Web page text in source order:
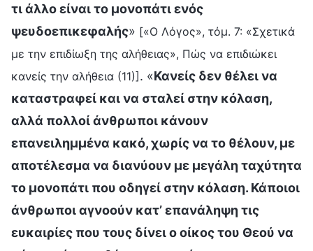
τι άλλο είναι το μονοπάτι ενός
ψευδοεπικεφαλής» [«Ο Λόγος», τόμ. 7: «Σχετικά
με την επιδίωξη της αλήθειας», Πώς να επιδιώκει
κανείς την αλήθεια (11)]. «Κανείς δεν θέλει να
καταστραφεί και να σταλεί στην κόλαση,
αλλά πολλοί άνθρωποι κάνουν
επανειλημμένα κακό, χωρίς να το θέλουν, με
αποτέλεσμα να διανύουν με μεγάλη ταχύτητα
το μονοπάτι που οδηγεί στην κόλαση. Κάποιοι
άνθρωποι αγνοούν κατ’ επανάληψη τις
ευκαιρίες που τους δίνει ο οίκος του Θεού να